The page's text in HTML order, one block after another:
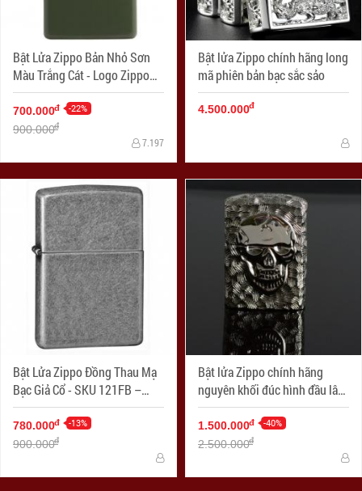
Bật Lửa Zippo Bản Nhỏ Sơn
Màu Trắng Cát - Logo Zippo
SKU 1627ZL- Zippo Slim®
Green Matte Zippo Logo
700.000đ -22%
900.000đ
7.197
Bật lửa Zippo chính hãng long
mã phiên bản bạc sắc sảo
4.500.000đ
Bật Lửa Zippo Đồng Thau Mạ
Bạc Giả Cổ - SKU 121FB –
Zippo Antique Silver Plate
780.000đ -13%
900.000đ
Bật lửa Zippo chính hãng
nguyên khối đúc hình đầu lâu
mặt kia xương tréo
1.500.000đ -40%
2.500.000đ